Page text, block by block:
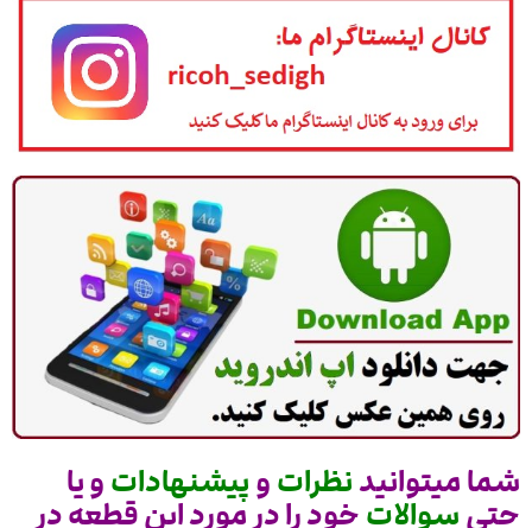
شما میتوانیدنظراتوپیشنهاداتو یا
حتیسوالاتخود را در مورد این قطعه در